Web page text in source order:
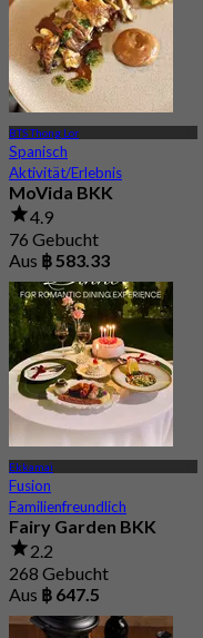
BTS Thong Lor
Spanisch
Aktivität/Erlebnis
MoVida BKK
4.9
76 Gebucht
Aus ฿ 583.33
Ekkamai
Fusion
Familienfreundlich
Fairy Garden BKK
2.2
268 Gebucht
Aus ฿ 647.5